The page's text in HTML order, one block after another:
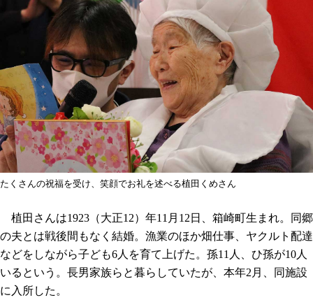
たくさんの祝福を受け、笑顔でお礼を述べる植田くめさん
植田さんは1923（大正12）年11月12日、箱崎町生まれ。同郷
の夫とは戦後間もなく結婚。漁業のほか畑仕事、ヤクルト配達
などをしながら子ども6人を育て上げた。孫11人、ひ孫が10人
いるという。長男家族らと暮らしていたが、本年2月、同施設
に入所した。